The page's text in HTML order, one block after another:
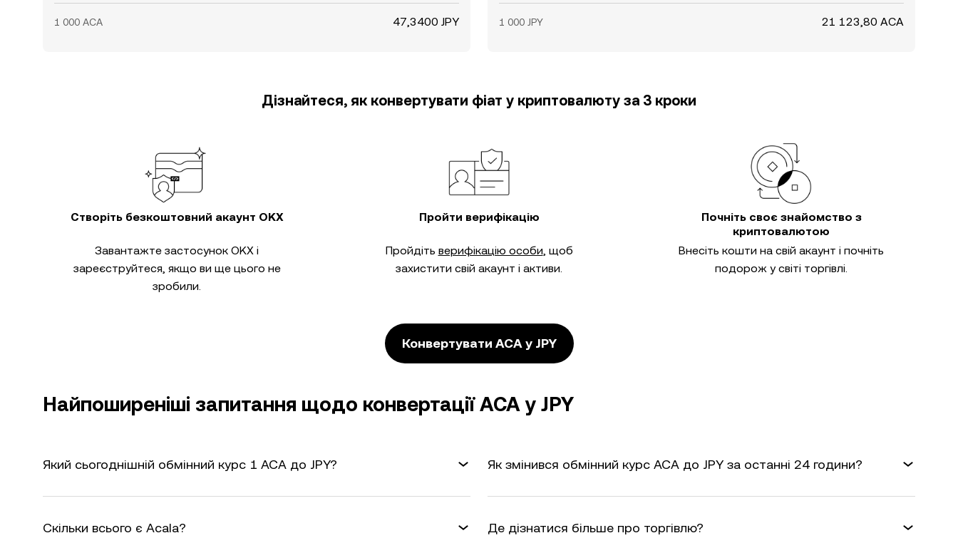
1 000 ACA 47,3400 JPY 1 000 JPY 21 123,80 ACA
Дізнайтеся, як конвертувати фіат у криптовалюту за 3 кроки
Створіть безкоштовний акаунт OKX
Завантажте застосунок OKX і
зареєструйтеся, якщо ви ще цього не
зробили.
Пройти верифікацію
Пройдіть верифікацію особи, щоб
захистити свій акаунт і активи.
Почніть своє знайомство з
криптовалютою
Внесіть кошти на свій акаунт і почніть
подорож у світі торгівлі.
Конвертувати ACA у JPY
Найпоширеніші запитання щодо конвертації ACA у JPY
Який сьогоднішній обмінний курс 1 ACA до JPY? Як змінився обмінний курс ACA до JPY за останні 24 години?
Скільки всього є Acala? Де дізнатися більше про торгівлю?